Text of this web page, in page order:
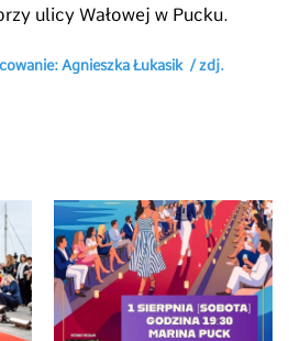
ulicy Wałowej w Pucku.
Agnieszka Łukasik / zdj.